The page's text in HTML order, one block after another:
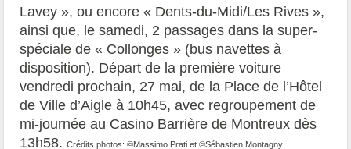
Lavey », ou encore « Dents-du-Midi/Les Rives »,
ainsi que, le samedi, 2 passages dans la super-
spéciale de « Collonges » (bus navettes à
disposition). Départ de la première voiture
vendredi prochain, 27 mai, de la Place de l’Hôtel
de Ville d’Aigle à 10h45, avec regroupement de
mi-journée au Casino Barrière de Montreux dès
13h58.Crédits photos: ©Massimo Prati et ©Sébastien Montagny